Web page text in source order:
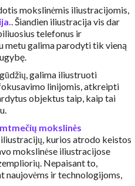
mokslinėmis iliustracijomis,
. Šiandien iliustracija vis dar
telefonus ir
metu galima parodyti tik vieną
galima iliustruoti
linijomis, atkreipti
objektus taip, kaip tai
mokslinės
kurios atrodo keistos
mokslinėse iliustracijose
Nepaisant to,
naujovėms ir technologijoms,